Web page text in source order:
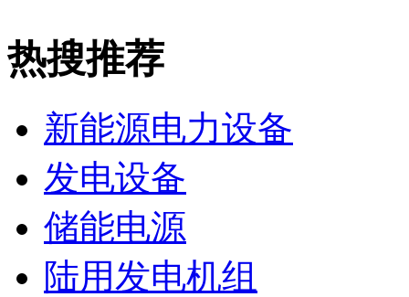
热搜推荐
新能源电力设备
发电设备
储能电源
陆用发电机组